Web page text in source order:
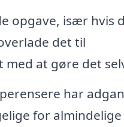
opgave, især hvis
det til
at gøre det
har
for almindelige